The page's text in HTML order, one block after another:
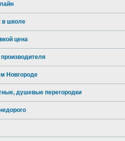
в школе
цена
производителя
Новгороде
душевые перегородки